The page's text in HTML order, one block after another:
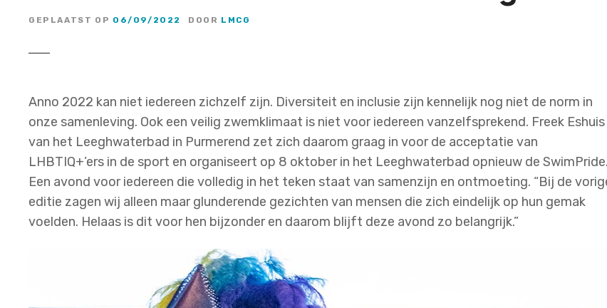
GEPLAATST OP 06/09/2022 DOOR LMCG
Anno 2022 kan niet iedereen zichzelf zijn. Diversiteit en inclusie zijn kennelijk nog niet de norm in
onze samenleving. Ook een veilig zwemklimaat is niet voor iedereen vanzelfsprekend. Freek Eshuis
van het Leeghwaterbad in Purmerend zet zich daarom graag in voor de acceptatie van
LHBTIQ+’ers in de sport en organiseert op 8 oktober in het Leeghwaterbad opnieuw de SwimPride.
Een avond voor iedereen die volledig in het teken staat van samenzijn en ontmoeting. “Bij de
editie zagen wij alleen maar glunderende gezichten van mensen die zich eindelijk op hun gemak
voelden. Helaas is dit voor hen bijzonder en daarom blijft deze avond zo belangrijk.”